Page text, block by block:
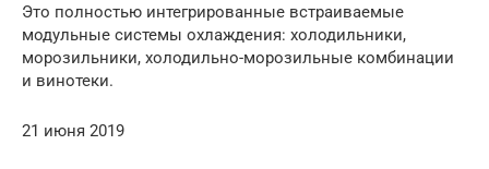
Это полностью интегрированные встраиваемые
модульные системы охлаждения: холодильники,
морозильники, холодильно-морозильные комбинации
и винотеки.
21 июня 2019